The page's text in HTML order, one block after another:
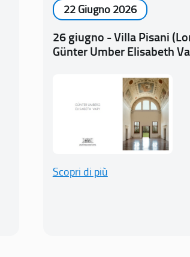
22 Giugno 2026
26 giugno - Villa Pisani
Günter Umber Elisabeth
Scopri di più